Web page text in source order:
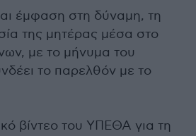
έμφαση στη δύναμη, τη
της μητέρας μέσα στο
με το μήνυμα του
το παρελθόν με το
βίντεο του ΥΠΕΘΑ για τη